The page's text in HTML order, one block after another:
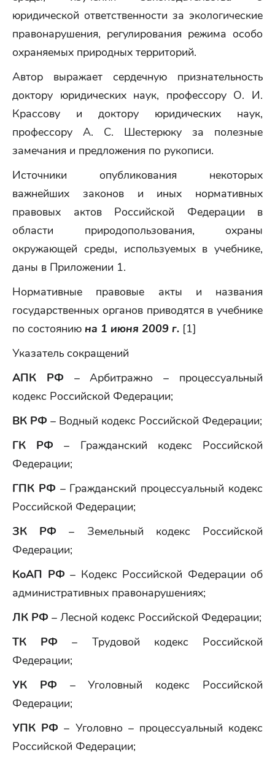
юридической ответственности за экологические
правонарушения, регулирования режима особо
охраняемых природных территорий.
Автор выражает сердечную признательность
доктору юридических наук, профессору О. И.
Крассову и доктору юридических наук,
профессору А. С. Шестерюку за полезные
замечания и предложения по рукописи.
Источники опубликования некоторых
важнейших законов и иных нормативных
правовых актов Российской Федерации в
области природопользования, охраны
окружающей среды, используемых в учебнике,
даны в Приложении 1.
Нормативные правовые акты и названия
государственных органов приводятся в учебнике
по состоянию на 1 июня 2009 г. [1]
Указатель сокращений
АПК РФ – Арбитражно – процессуальный
кодекс Российской Федерации;
ВК РФ – Водный кодекс Российской Федерации;
ГК РФ – Гражданский кодекс Российской
Федерации;
ГПК РФ – Гражданский процессуальный кодекс
Российской Федерации;
ЗК РФ – Земельный кодекс Российской
Федерации;
КоАП РФ – Кодекс Российской Федерации об
административных правонарушениях;
ЛК РФ – Лесной кодекс Российской Федерации;
ТК РФ – Трудовой кодекс Российской
Федерации;
УК РФ – Уголовный кодекс Российской
Федерации;
УПК РФ – Уголовно – процессуальный кодекс
Российской Федерации;